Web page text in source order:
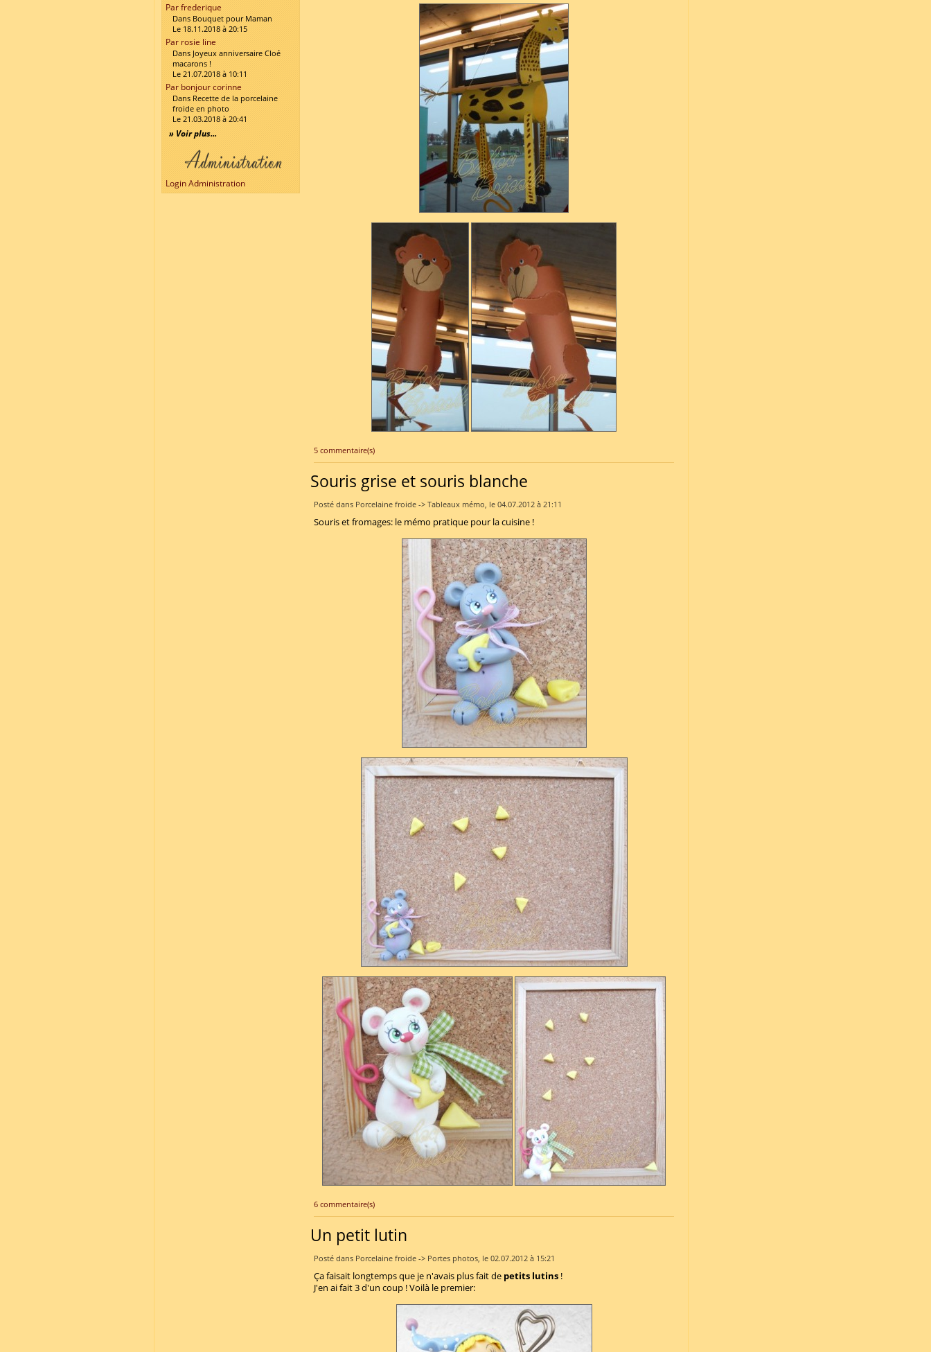
Par frederique
Dans Bouquet pour Maman
Le 18.11.2018 à 20:15
Par rosie line
Dans Joyeux anniversaire Cloé
macarons !
Le 21.07.2018 à 10:11
Par bonjour corinne
Dans Recette de la porcelaine
froide en photo
Le 21.03.2018 à 20:41
» Voir plus...
Login Administration
5 commentaire(s)
Souris grise et souris blanche
Posté dans Porcelaine froide -> Tableaux mémo, le 04.07.2012 à 21:11
Souris et fromages: le mémo pratique pour la cuisine !
6 commentaire(s)
Un petit lutin
Posté dans Porcelaine froide -> Portes photos, le 02.07.2012 à 15:21
Ça faisait longtemps que je n'avais plus fait de petits lutins !
J'en ai fait 3 d'un coup ! Voilà le premier: